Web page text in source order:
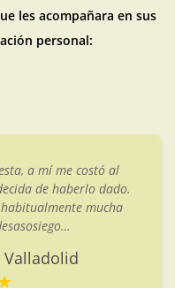
les acompañara en sus
personal:
vividos en la
secuelas que notaba
mi día a día. Acudí a
trauma y en casos